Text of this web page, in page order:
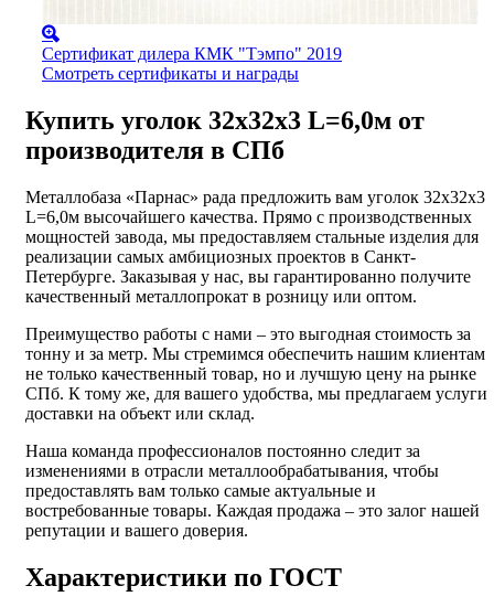
Сертификат дилера КМК "Тэмпо" 2019
Смотреть сертификаты и награды
Купить уголок 32х32х3 L=6,0м от
производителя в СПб
Металлобаза «Парнас» рада предложить вам уголок 32х32х3
L=6,0м высочайшего качества. Прямо с производственных
мощностей завода, мы предоставляем стальные изделия для
реализации самых амбициозных проектов в Санкт-
Петербурге. Заказывая у нас, вы гарантированно получите
качественный металлопрокат в розницу или оптом.
Преимущество работы с нами – это выгодная стоимость за
тонну и за метр. Мы стремимся обеспечить нашим клиентам
не только качественный товар, но и лучшую цену на рынке
СПб. К тому же, для вашего удобства, мы предлагаем услуги
доставки на объект или склад.
Наша команда профессионалов постоянно следит за
изменениями в отрасли металлообрабатывания, чтобы
предоставлять вам только самые актуальные и
востребованные товары. Каждая продажа – это залог нашей
репутации и вашего доверия.
Характеристики по ГОСТ